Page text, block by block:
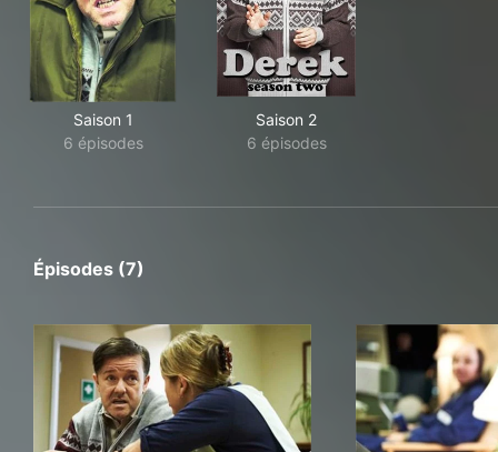
Saison 1
6 épisodes
Saison 2
6 épisodes
Épisodes (7)